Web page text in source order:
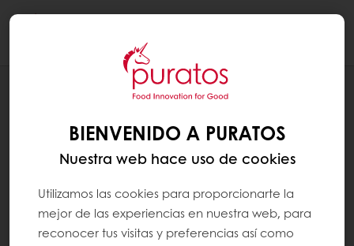
RECETAS
BIENVENIDO A PURATOS
Nuestra web hace uso de cookies
Utilizamos las cookies para proporcionarte la
mejor de las experiencias en nuestra web, para
reconocer tus visitas y preferencias así como